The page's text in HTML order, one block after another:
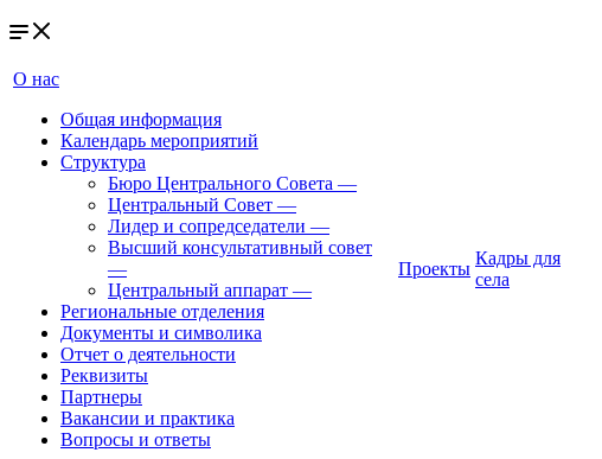
О нас
Общая информация
Календарь мероприятий
Структура
Бюро Центрального Совета —
Центральный Совет —
Лидер и сопредседатели —
Высший консультативный совет
—
Центральный аппарат —
Региональные отделения
Документы и символика
Отчет о деятельности
Реквизиты
Партнеры
Вакансии и практика
Вопросы и ответы
Проекты
Кадры для
села